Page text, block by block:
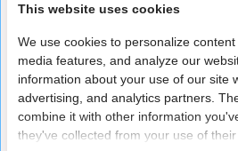
| 75 ml | Gevoelige
Tanden & Dagelijkse
Bes...
3,50
Op voorraad Op
This website uses cookies
We use cookies to personalize
media features, and analyze our
information about your use of our site
advertising, and analytics partners.
combine it with other information
they've collected from your use of their